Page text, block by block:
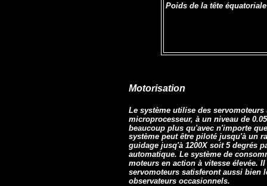
Poids de la tête équatoriale
Motorisation
Le système utilise des
microprocesseur, à un niveau de
beaucoup plus qu'avec n'importe
système peut être piloté jusqu'à un
guidage jusq'à 1200X soit 5 degrés
automatique. Le système de
moteurs en action à vitesse élevée.
servomoteurs satisferont aussi bien
observateurs occasionnels.